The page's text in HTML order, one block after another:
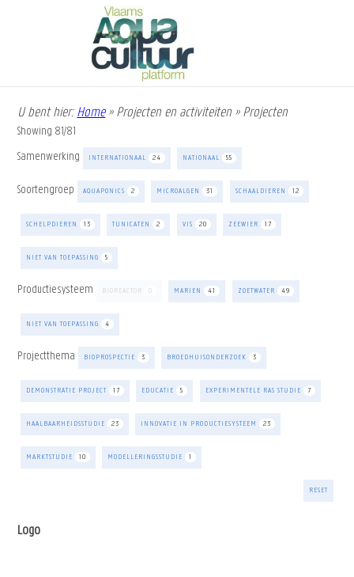
gaan
Kruimelpad
U bent hier: Home » Projecten en activiteiten » Projecten
Showing 81/81
Samenwerking INTERNATIONAAL 24 NATIONAAL 55
Soortengroep AQUAPONICS 2 MICROALGEN 31 SCHAALDIEREN 12
SCHELPDIEREN 13 TUNICATEN 2 VIS 20 ZEEWIER 17
NIET VAN TOEPASSING 5
Productiesysteem BIOREACTOR 0 MARIEN 41 ZOETWATER 49
NIET VAN TOEPASSING 4
Projectthema BIOPROSPECTIE 3 BROEDHUISONDERZOEK 3
DEMONSTRATIE PROJECT 17 EDUCATIE 5 EXPERIMENTELE RAS STUDIE 7
HAALBAARHEIDSSTUDIE 23 INNOVATIE IN PRODUCTIESYSTEEM 23
MARKTSTUDIE 10 MODELLERINGSSTUDIE 1
RESET
Logo